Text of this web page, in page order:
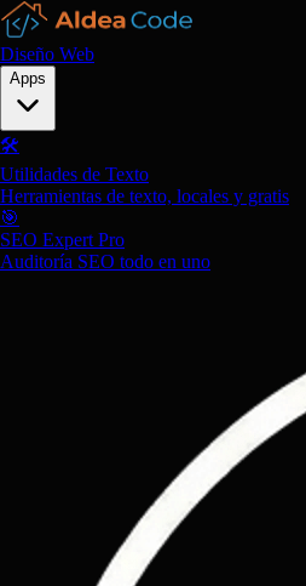
Diseño Web
Apps
🛠️
Utilidades de Texto
Herramientas de texto, locales y gratis
🎯
SEO Expert Pro
Auditoría SEO todo en uno